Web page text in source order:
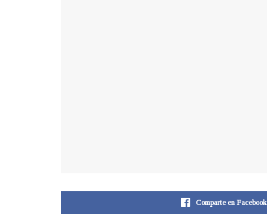
Comparte en Facebook